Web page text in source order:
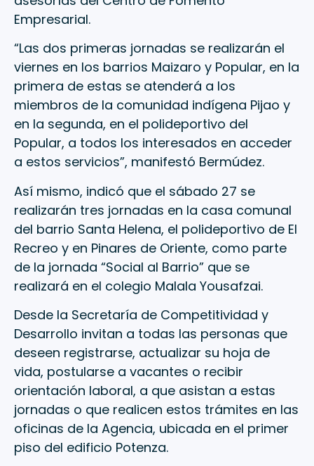
Empresarial.
“Las dos primeras jornadas se realizarán el
viernes en los barrios Maizaro y Popular, en la
primera de estas se atenderá a los
miembros de la comunidad indígena Pijao y
en la segunda, en el polideportivo del
Popular, a todos los interesados en acceder
a estos servicios”, manifestó Bermúdez.
Así mismo, indicó que el sábado 27 se
realizarán tres jornadas en la casa comunal
del barrio Santa Helena, el polideportivo de El
Recreo y en Pinares de Oriente, como parte
de la jornada “Social al Barrio” que se
realizará en el colegio Malala Yousafzai.
Desde la Secretaría de Competitividad y
Desarrollo invitan a todas las personas que
deseen registrarse, actualizar su hoja de
vida, postularse a vacantes o recibir
orientación laboral, a que asistan a estas
jornadas o que realicen estos trámites en las
oficinas de la Agencia, ubicada en el primer
piso del edificio Potenza.